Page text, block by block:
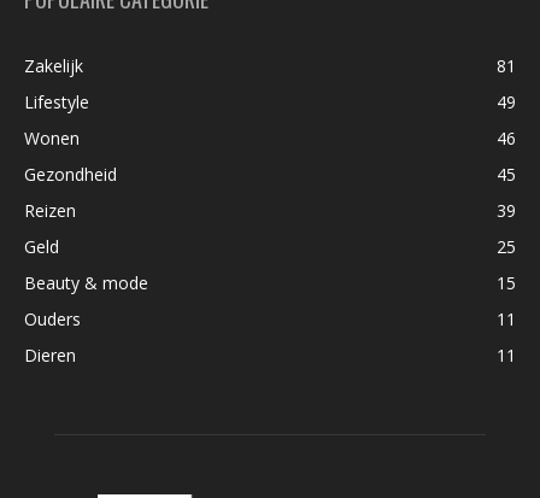
Zakelijk
81
Lifestyle
49
Wonen
46
Gezondheid
45
Reizen
39
Geld
25
Beauty & mode
15
Ouders
11
Dieren
11